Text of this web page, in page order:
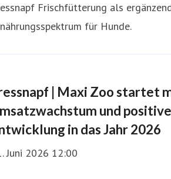
Frischfütterung als
für Hunde.
| Maxi Zoo startet
und
in das Jahr 2026
Juni 2026 12:00